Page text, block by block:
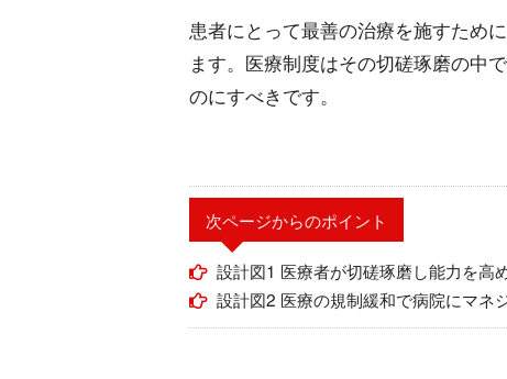
患者にとって最善の治療を施すため
ます。医療制度はその切磋琢磨の中
のにすべきです。
次ページからのポイント
設計図1 医療者が切磋琢磨し能力を高
設計図2 医療の規制緩和で病院にマネ